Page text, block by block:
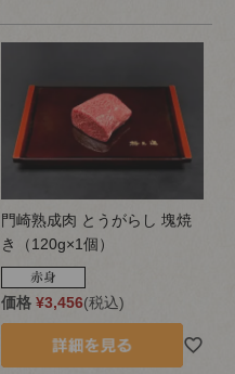
門崎熟成肉 とうがらし 塊焼
き（120g×1個）
価格 ¥3,456 税込